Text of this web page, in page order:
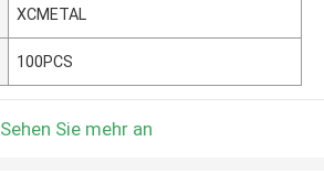
XCMETAL
100PCS
Sehen Sie mehr an